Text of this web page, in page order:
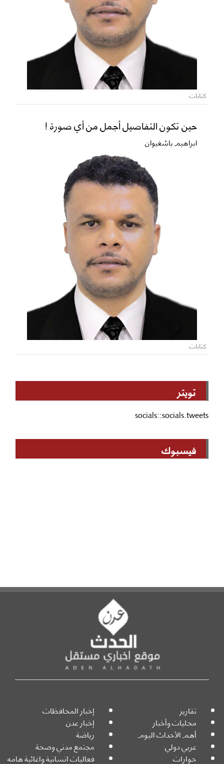
كتابات
حين تكون التفاصيل أجمل من أي صورة !
ابراهيم باشغيوان
كتابات
تويتر
socials::socials.tweets
فيسبوك
تقارير إخبار المحافظات
محليات وأخبار إخبار عدن
أهم الأحداث اليوم رياضة
عربي دولي مجتمع مدني وصحة
حوارات فعاليات انسانية واغاثية هامه